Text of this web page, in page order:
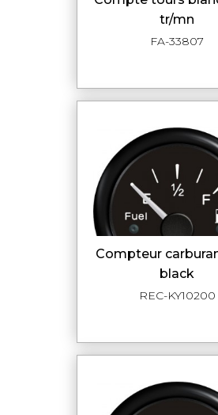
tr/mn
FA-33807
compteur carburant euro
black
REC-KY10200